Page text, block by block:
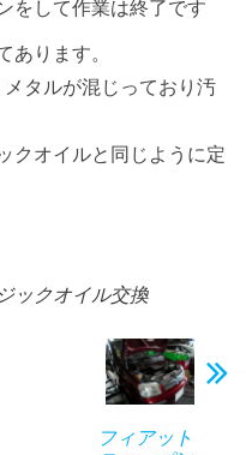
をして作業は終了です
あります。
タルが混じっており汚
クオイルと同じように定
ックオイル交換
フィアット